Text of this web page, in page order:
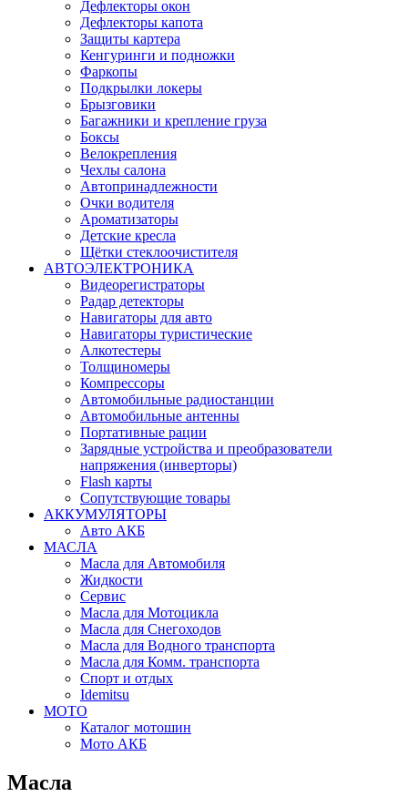
Дефлекторы окон
Дефлекторы капота
Защиты картера
Кенгуринги и подножки
Фаркопы
Подкрылки локеры
Брызговики
Багажники и крепление груза
Боксы
Велокрепления
Чехлы салона
Автопринадлежности
Очки водителя
Ароматизаторы
Детские кресла
Щётки стеклоочистителя
АВТОЭЛЕКТРОНИКА
Видеорегистраторы
Радар детекторы
Навигаторы для авто
Навигаторы туристические
Алкотестеры
Толщиномеры
Компрессоры
Автомобильные радиостанции
Автомобильные антенны
Портативные рации
Зарядные устройства и преобразователи
напряжения (инверторы)
Flash карты
Сопутствующие товары
АККУМУЛЯТОРЫ
Авто АКБ
МАСЛА
Масла для Автомобиля
Жидкости
Сервис
Масла для Мотоцикла
Масла для Снегоходов
Масла для Водного транспорта
Масла для Комм. транспорта
Спорт и отдых
Idemitsu
МОТО
Каталог мотошин
Мото АКБ
Масла